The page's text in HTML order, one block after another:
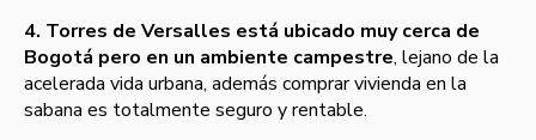
4. Torres de Versalles está ubicado muy cerca de
Bogotá pero en un ambiente campestre, lejano de la
acelerada vida urbana, además comprar vivienda en la
sabana es totalmente seguro y rentable.